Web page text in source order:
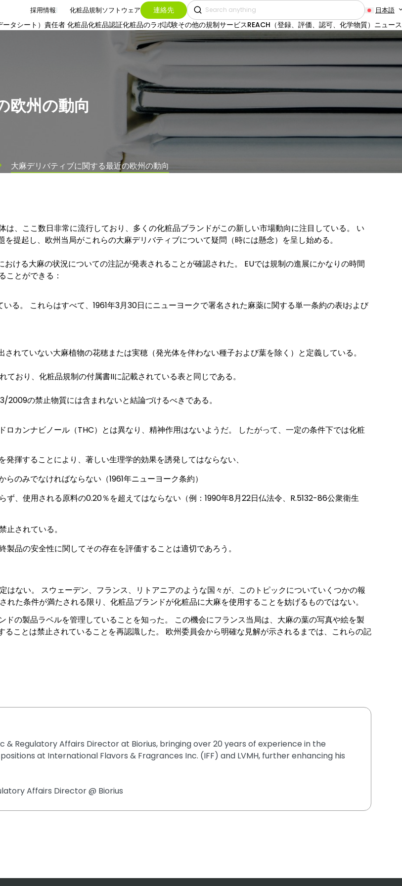
採用情報 化粧品規制ソフトウェア 連絡先 日本語
タシート） 責任者 化粧品化粧品認証化粧品のラボ試験その他の規制サービスREACH（登録、評価、認可、化学物質） ニュース
欧州の動向
大麻デリバティブに関する最近の欧州の動向
、ここ数日非常に流行しており、多くの化粧品ブランドがこの新しい市場動向に注目している。 い
提起し、欧州当局がこれらの大麻デリバティブについて疑問（時には懸念）を呈し始める。
ける大麻の状況についての注記が発表されることが確認された。 EUでは規制の進展にかなりの時間
ことができる：
る。 これらはすべて、1961年3月30日にニューヨークで署名された麻薬に関する単一条約の表Iおよび
れていない大麻植物の花穂または実穂（発光体を伴わない種子および葉を除く）と定義している。
おり、化粧品規制の付属書IIに記載されている表と同じである。
2009の禁止物質には含まれないと結論づけるべきである。
カンナビノール（THC）とは異なり、精神作用はないようだ。 したがって、一定の条件下では化粧
揮することにより、著しい生理学的効果を誘発してはならない、
のみでなければならない（1961年ニューヨーク条約）
ず、使用される原料の0.20％を超えてはならない（例：1990年8月22日仏法令、R.5132-86公衆衛生
されている。
品の安全性に関してその存在を評価することは適切であろう。
はない。 スウェーデン、フランス、リトアニアのような国々が、このトピックについていくつかの報
た条件が満たされる限り、化粧品ブランドが化粧品に大麻を使用することを妨げるものではない。
の製品ラベルを管理していることを知った。 この機会にフランス当局は、大麻の葉の写真や絵を製
ことは禁止されていることを再認識した。 欧州委員会から明確な見解が示されるまでは、これらの記
Regulatory Affairs Director at Biorius, bringing over 20 years of experience in the
at International Flavors & Fragrances Inc. (IFF) and LVMH, further enhancing his
Affairs Director @ Biorius